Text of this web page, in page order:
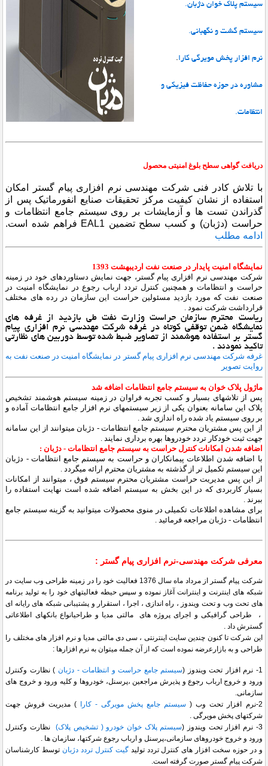
سیستم پلاک خوان دژبان.
سیستم گشت و نگهبانی.
نرم افزار پخش مویرگی کارا.
مشاوره در حوزه حفاظت فیزیکی و
انتظامات.
دریافت گواهی سطح بلوغ امنیتی محصول
با تلاش کادر فنی شرکت مهندسی نرم افزاری پیام گستر امکان
استفاده از نشان کیفیت مرکز تحقیقات صنایع انفورماتیک پس از
گذراندن تست ها و آزمایشات بر روی سیستم جامع انتظامات و
حراست(دژبان) و کسب سطح تضمین EAL1 فراهم شده است.
ادامه مطلب
نمایشگاه امنیت پایدار در صنعت نفت اردیبهشت 1393
شرکت مهندسی نرم افزاری پیام گستر، جهت نمایش دستاوردهای خود در زمینه
حراست و انتظامات و همچنین کنترل تردد ارباب رجوع در نمایشگاه امنیت در
صنعت نفت که مورد بازدید مسئولین حراست این سازمان در رده های مختلف
قرارداشت شرکت نمود .
ریاست محترم سازمان حراست وزارت نفت طی بازدید از غرفه های
نمایشگاه ضمن توقفی کوتاه در غرفه شرکت مهندسی نرم افزاری پیام
گستر بر استفاده هوشمند از تصاویر ضبط شده توسط دوربین های نظارتی
تاکید نمودند .
غرفه شرکت مهندسی نرم افزاری پیام گستر در نمایشگاه امنیت در صنعت نفت به
روایت تصویر
ماژول پلاک خوان به سیستم جامع انتظامات اضافه شد
پس از تلاشهای بسیار و کسب تجربه فراوان در زمینه سیستم هوشمند تشخیص
پلاک این سامانه بعنوان یکی از زیر سیستمهای نرم افزار جامع انتظامات آماده و
بر روی سیستم یاد شده راه اندازی شد .
از این پس مشتریان محترم سیستم جامع انتظامات - دژبان میتوانند از این سامانه
جهت ثبت خودکار تردد خودروها بهره برداری نمایند .
اضافه شدن امکانات کنترل حراست به سیستم جامع انتظامات - دژبان :
با اضافه شدن اطلاعات پیمانکاران و حراست به سیستم جامع انتظامات - دژبان
این سیستم تکمیل تر از گذشته به مشتریان محترم ارائه میگردد .
از این پس مدیریت حراست مشتریان محترم سیستم فوق ، میتوانند از امکانات
بسیار کاربردی که در این بخش به سیستم اضافه شده است نهایت استفاده را
ببرند .
برای مشاهده اطلاعات تکمیلی در منوی محصولات میتوانید به گزینه سیستم جامع
انتظامات - دژبان مراجعه فرمائید .
معرفی شرکت مهندسی-نرم افزاری پیام گستر :
شرکت پیام گستر از مرداد ماه سال 1376 فعالیت خود را در زمینه طراحی وب سایت در
شبکه های اینترنت و اینترانت آغاز نموده و سپس حیطه فعالیتهای خود را به تولید برنامه
های تحت وب و تحت ویندوز ، راه اندازی ، اجرا ، استقرار و پشتیبانی شبکه های رایانه ای
، طراحی گرافیکی و اجرای پروژه های مالتی مدیا و طراحیانواع بانکهای اطلاعاتی
گسترش داد .
این شرکت تا کنون چندین سایت اینترنتی ، سی دی مالتی مدیا و نرم افزار های مختلف را
طراحی و به بازارعرضه نموده است که از آن جمله میتوان به نرم افزارها :
1- نرم افزار تحت ویندوز ( سیستم جامع حراست و انتظامات - دژبان ) نظارت وکنترل
ورود و خروج ارباب رجوع و پذیرش مراجعین ،پرسنل، خودروها و کلیه ورود و خروج های
سازمانی.
2-نرم افزار تحت وب (
سیستم جامع پخش مویرگی - کارا
) مدیریت فروش جهت
شرکتهای پخش مویرگی .
3- نرم افزار تحت ویندوز (
سیستم پلاک خوان خودرو ( تشخیص پلاک)نظارت وکنترل
ورود و خروج خودروهای سازمانی،پرسنل و ارباب رجوع شرکتها، سازمان ها .
و در حوزه سخت افزار های کنترل تردد تولیدگیت کنترل تردد دژبانتوسط کارشناسان
شرکت پیام گستر صورت گرفته است.